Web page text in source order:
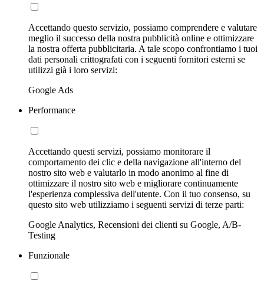
Accettando questo servizio, possiamo comprendere e valutare
meglio il successo della nostra pubblicità online e ottimizzare
la nostra offerta pubblicitaria. A tale scopo confrontiamo i tuoi
dati personali crittografati con i seguenti fornitori esterni se
utilizzi già i loro servizi:
Google Ads
Performance
Accettando questi servizi, possiamo monitorare il
comportamento dei clic e della navigazione all'interno del
nostro sito web e valutarlo in modo anonimo al fine di
ottimizzare il nostro sito web e migliorare continuamente
l'esperienza complessiva dell'utente. Con il tuo consenso, su
questo sito web utilizziamo i seguenti servizi di terze parti:
Google Analytics, Recensioni dei clienti su Google, A/B-
Testing
Funzionale